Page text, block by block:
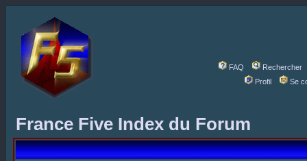
FAQ
Rechercher
Profil
Se
France Five Index du Forum